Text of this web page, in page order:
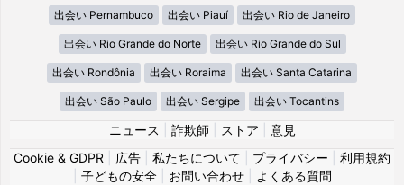
出会い Pernambuco 出会い Piauí 出会い Rio de Janeiro
出会い Rio Grande do Norte 出会い Rio Grande do Sul
出会い Rondônia 出会い Roraima 出会い Santa Catarina
出会い São Paulo 出会い Sergipe 出会い Tocantins
ニュース 詐欺師 ストア
意見
Cookie & GDPR
広告 私たちについて プライバシー
利用規約
子どもの安全| お問い合わせ| よくある質問